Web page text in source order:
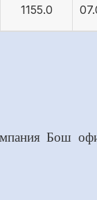
1155.0
Бош